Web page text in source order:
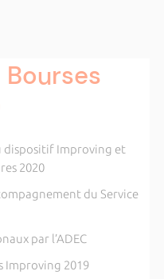
dispositif Improving et
2020
du Service
par l’ADEC
Improving 2019